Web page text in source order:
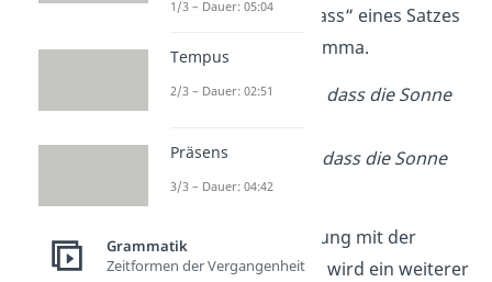
vor dem ersten „dass“ eines Satzes
in der Regel ein Komma.
Ich freue mich
dass die Sonne
Ich freue mich dass die Sonne
scheint.✗
Durch die Verbindung mit der
Konjunktion „und“ wird ein weiterer
1/3 – Dauer: 05:04
Tempus
2/3 – Dauer: 02:51
Präsens
3/3 – Dauer: 04:42
Grammatik
Zeitformen der Vergangenheit